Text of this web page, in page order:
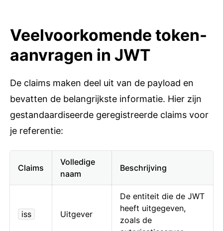
Veelvoorkomende token-
aanvragen in JWT
De claims maken deel uit van de payload en
bevatten de belangrijkste informatie. Hier zijn
gestandaardiseerde geregistreerde claims voor
je referentie:
Claims
Volledige
naam
Beschrijving
iss Uitgever
De entiteit die de JWT
heeft uitgegeven,
zoals de